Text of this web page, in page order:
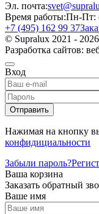
Эл. почта:
Время работы:Пн-Пт:
+7 (495) 162 99 37
© Supralux 2021 -
Разработка сайтов:
Вход
Отправить
Нажимая на кнопку
конфидициальности
Забыли пароль?
Ваша корзина
Заказать обратный
Ваше имя